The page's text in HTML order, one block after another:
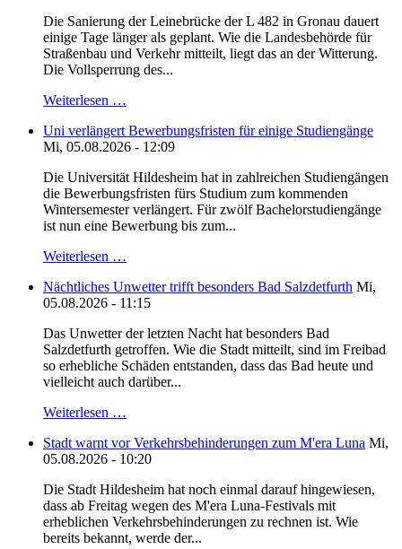
Die Sanierung der Leinebrücke der L 482 in Gronau dauert
einige Tage länger als geplant. Wie die Landesbehörde für
Straßenbau und Verkehr mitteilt, liegt das an der Witterung.
Die Vollsperrung des...
Weiterlesen …
Uni verlängert Bewerbungsfristen für einige Studiengänge
Mi, 05.08.2026 - 12:09
Die Universität Hildesheim hat in zahlreichen Studiengängen
die Bewerbungsfristen fürs Studium zum kommenden
Wintersemester verlängert. Für zwölf Bachelorstudiengänge
ist nun eine Bewerbung bis zum...
Weiterlesen …
Nächtliches Unwetter trifft besonders Bad Salzdetfurth Mi,
05.08.2026 - 11:15
Das Unwetter der letzten Nacht hat besonders Bad
Salzdetfurth getroffen. Wie die Stadt mitteilt, sind im Freibad
so erhebliche Schäden entstanden, dass das Bad heute und
vielleicht auch darüber...
Weiterlesen …
Stadt warnt vor Verkehrsbehinderungen zum M'era Luna Mi,
05.08.2026 - 10:20
Die Stadt Hildesheim hat noch einmal darauf hingewiesen,
dass ab Freitag wegen des M'era Luna-Festivals mit
erheblichen Verkehrsbehinderungen zu rechnen ist. Wie
bereits bekannt, werde der...